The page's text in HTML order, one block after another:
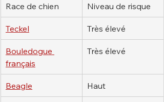
Race de chien Niveau de risque
Teckel Très élevé
Bouledogue
français
Très élevé
Beagle Haut